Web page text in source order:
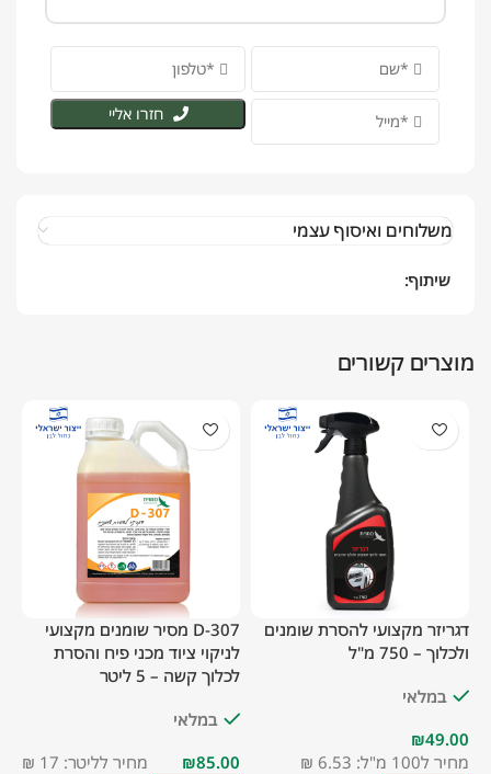
משלוחים ואיסוף עצמי
שיתוף:
חזרו אליי
מוצרים קשורים
דגריזר מקצועי להסרת שומנים
ולכלוך – 750 מ"ל
במלאי
₪
מחיר ל100 מ"ל: 6.53 ₪
D-307 מסיר שומנים מקצועי
לניקוי ציוד מכני פיח והסרת
לכלוך קשה – 5 ליטר
במלאי
₪
מחיר לליטר: 17 ₪